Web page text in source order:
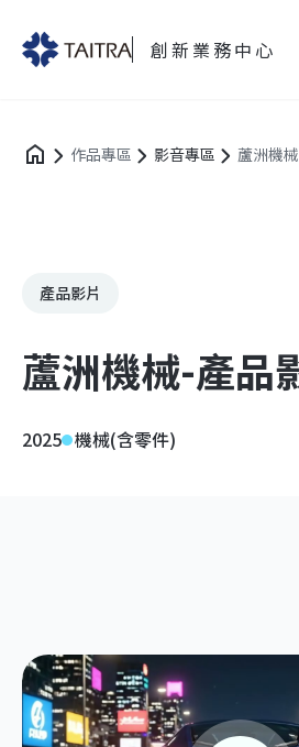
創新業務中心
作品專區 影音專區 蘆洲機
產品影片
蘆洲機械-產品
2025 機械(含零件)